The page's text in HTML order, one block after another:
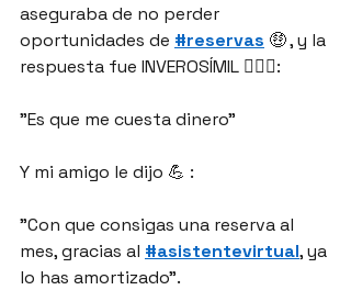
aseguraba de no perder
oportunidades de #reservas 🤑 , y la
respuesta fue INVEROSÍMIL 🤦🏻‍♂️:
"Es que me cuesta dinero"
Y mi amigo le dijo 💪 :
"Con que consigas una reserva al
mes, gracias al #asistentevirtual, ya
lo has amortizado".